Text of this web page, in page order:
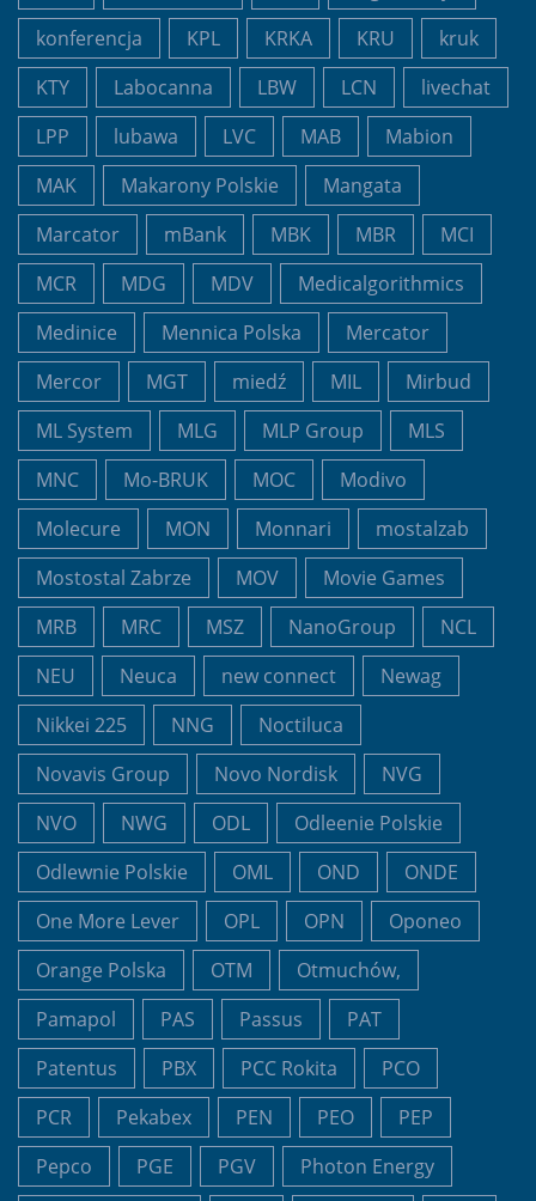
konferencja
KPL KRKA KRU
kruk
KTY
Labocanna LBW LCN
livechat
LPP
lubawa LVC MAB
Mabion
MAK
Makarony Polskie
Mangata
Marcator
mBank MBK MBR
MCI
MCR
MDG MDV
Medicalgorithmics
Medinice
Mennica Polska
Mercator
Mercor
MGT miedź MIL
Mirbud
ML System
MLG MLP Group
MLS
MNC
Mo-BRUK MOC
Modivo
Molecure
MON Monnari
mostalzab
Mostostal Zabrze
MOV
Movie Games
MRB
MRC MSZ NanoGroup
NCL
NEU
Neuca new connect
Newag
Nikkei 225
NNG
Noctiluca
Novavis Group
Novo Nordisk
NVG
NVO
NWG ODL
Odleenie Polskie
Odlewnie Polskie
OML OND
ONDE
One More Lever
OPL OPN
Oponeo
Orange Polska
OTM
Otmuchów,
Pamapol
PAS Passus
PAT
Patentus
PBX PCC Rokita
PCO
PCR
Pekabex PEN PEO
PEP
Pepco
PGE PGV
Photon Energy